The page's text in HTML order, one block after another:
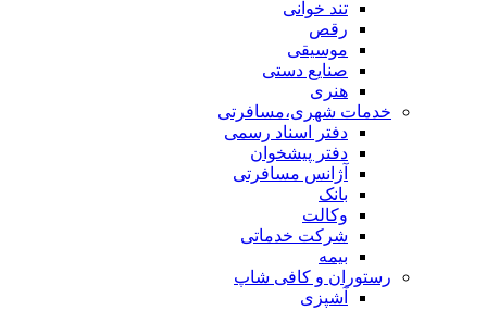
تند خوانی
رقص
موسیقی
صنایع دستی
هنری
خدمات شهری،مسافرتی
دفتر اسناد رسمی
دفتر پیشخوان
آژانس مسافرتی
بانک
وکالت
شرکت خدماتی
بيمه
رستوران و کافی شاپ
آشپزی